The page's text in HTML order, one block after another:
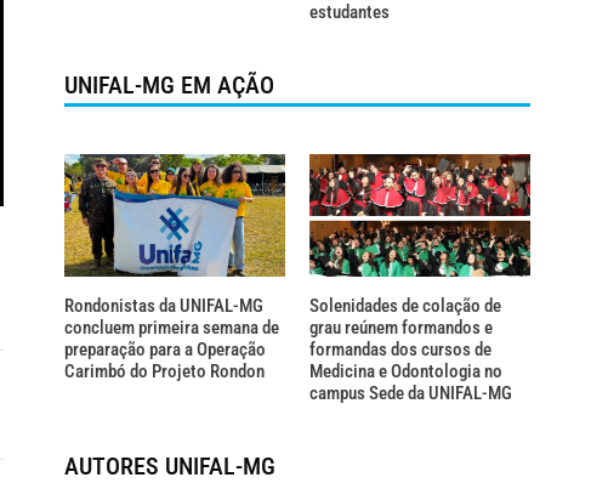
estudantes
UNIFAL-MG EM AÇÃO
Rondonistas da UNIFAL-MG
concluem primeira semana de
preparação para a Operação
Carimbó do Projeto Rondon
Solenidades de colação de
grau reúnem formandos e
formandas dos cursos de
Medicina e Odontologia no
campus Sede da UNIFAL-MG
AUTORES UNIFAL-MG